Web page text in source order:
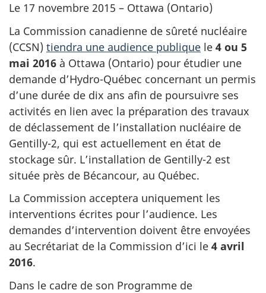
Le 17 novembre 2015 – Ottawa (Ontario)
La Commission canadienne de sûreté nucléaire
(CCSN) tiendra une audience publique le 4 ou 5
mai 2016 à Ottawa (Ontario) pour étudier une
demande d’Hydro-Québec concernant un permis
d’une durée de dix ans afin de poursuivre ses
activités en lien avec la préparation des travaux
de déclassement de l’installation nucléaire de
Gentilly-2, qui est actuellement en état de
stockage sûr. L’installation de Gentilly-2 est
située près de Bécancour, au Québec.
La Commission acceptera uniquement les
interventions écrites pour l’audience. Les
demandes d’intervention doivent être envoyées
au Secrétariat de la Commission d’ici le 4 avril
2016.
Dans le cadre de son Programme de